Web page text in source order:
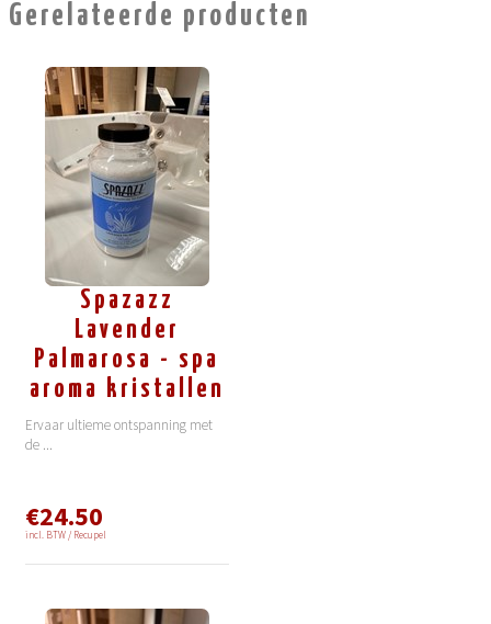
Gerelateerde producten
Spazazz
Lavender
Palmarosa - spa
aroma kristallen
Ervaar ultieme ontspanning met
de ...
€24.50
incl. BTW / Recupel